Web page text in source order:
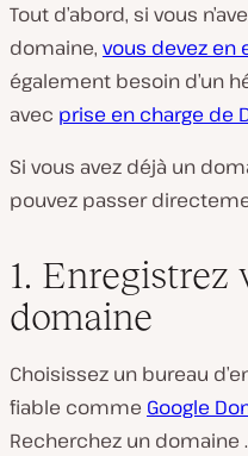
Tout d’abord, si vous
domaine, vous devez en
également besoin d’un
avec prise en charge de
Si vous avez déjà un
pouvez passer
1. Enregistrez
domaine
Choisissez un bureau
fiable comme Google
Recherchez un domaine